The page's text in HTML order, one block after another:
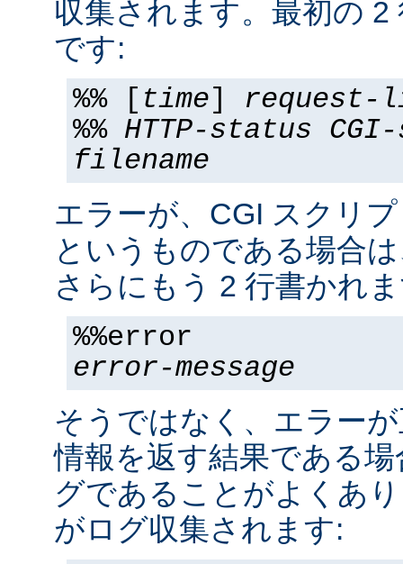
収集されます。最初の 2
です:
%% [ time] request-
%% HTTP-status
filename
エラーが、CGI スクリ
というものである場合
さらにもう 2 行書かれ
%%error
error-message
そうではなく、エラー
情報を返す結果である
グであることがよくあ
がログ収集されます: